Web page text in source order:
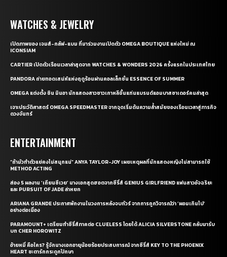
WATCHES & JEWELRY
เปิดภาพของ เจมส์-กลัฟ-แบม ที่มาร่วมงานเปิดตัว OMEGA BOUTIQUE แห่งใหม่ ณ
ICONSIAM
CARTIER เปิดตัวเรือนเวลาล่าสุดจาก WATCHES & WONDERS 2026 ครั้งแรกในประเทศไทย
PANDORA ถ่ายทอดเสน่ห์แห่งฤดูร้อนผ่านคอลเล็กชั่น ESSENCE OF SUMMER
OMEGA แต่งตั้ง ชิน มินอา นักแสดงสาวชาวเกาหลีขึ้นแท่นแบรนด์แอมบาสซาเดอร์คนล่าสุด
เจาะประวัติศาสตร์ OMEGA SPEEDMASTER จากจุดเริ่มต้นความล้ำสมัยของเรือนเวลาสู่ภารกิจ
ดวงจันทร์
ENTERTAINMENT
“ถ้ามัวทำตัวแย่คงไม่สนุกแน่” ANYA TAYLOR-JOY เผยเหตุผลที่นักแสดงหญิงไม่สามารถใช้
METHOD ACTING
ส่อง 5 ผลงาน ‘เถียนซีเวย’ นางเอกสุดฮอตจากซีรี่ส์ GENIUS GIRLFRIEND แฟนสาวอัจฉริยะ
และ PURSUIT OF JADE ล่าหยก
ARIANA GRANDE ประกาศพักงานในวงการหลังจบทัวร์ จากการถูกวิจารณ์ว่า ‘ผอมเกินไป’
อย่างต่อเนื่อง
PARAMOUNT+ เตรียมทำซีรี่ส์ภาคต่อ CLUELESS โดยได้ ALICIA SILVERSTONE กลับมารับ
บท CHER HOROWITZ
อ้ายหมี่ คือใคร? รู้จักนางเอกอายุน้อยร้อยประสบการณ์ จากซีรี่ส์ KEY TO THE PHOENIX
HEART ชะตารักกระดูกปักษา